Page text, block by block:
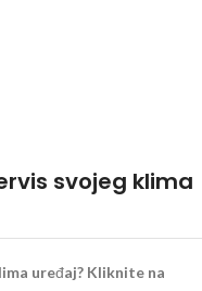
svojeg klima
uređaj? Kliknite na